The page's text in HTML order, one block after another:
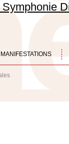
Symphonie
MANIFESTATIONS